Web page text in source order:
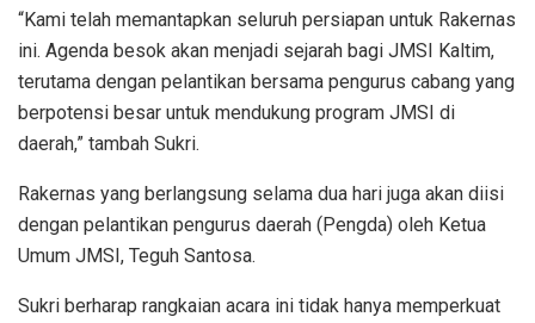
“Kami telah memantapkan seluruh persiapan untuk Rakernas
ini. Agenda besok akan menjadi sejarah bagi JMSI Kaltim,
terutama dengan pelantikan bersama pengurus cabang yang
berpotensi besar untuk mendukung program JMSI di
daerah,” tambah Sukri.
Rakernas yang berlangsung selama dua hari juga akan diisi
dengan pelantikan pengurus daerah (Pengda) oleh Ketua
Umum JMSI, Teguh Santosa.
Sukri berharap rangkaian acara ini tidak hanya memperkuat